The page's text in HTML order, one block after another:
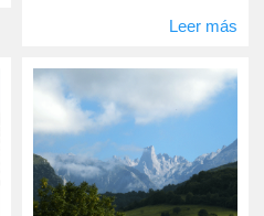
Leer más